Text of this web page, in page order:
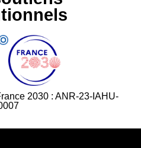
2030 : ANR-23-IAHU-